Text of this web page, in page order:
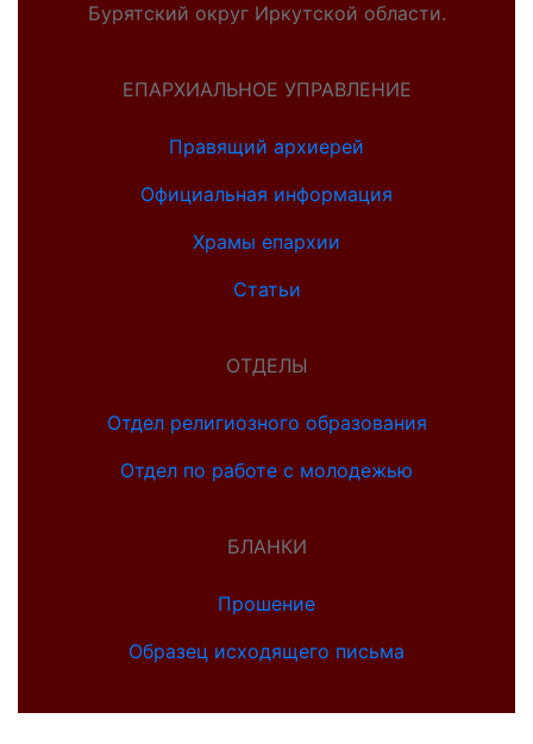
Бурятский округ Иркутской области.
ЕПАРХИАЛЬНОЕ УПРАВЛЕНИЕ
Правящий архиерей
Официальная информация
Храмы епархии
Статьи
ОТДЕЛЫ
Отдел религиозного образования
Отдел по работе с молодежью
БЛАНКИ
Прошение
Образец исходящего письма